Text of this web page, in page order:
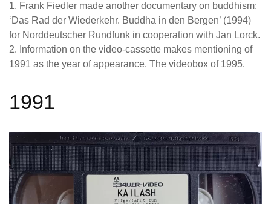
1. Frank Fiedler made another documentary on buddhism:
‘Das Rad der Wiederkehr. Buddha in den Bergen’ (1994)
for Norddeutscher Rundfunk in cooperation with Jan Lorck.
2. Information on the video-cassette makes mentioning of
1991 as the year of appearance. The videobox of 1995.
1991